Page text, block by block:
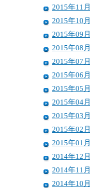
2015年11月
2015年10月
2015年09月
2015年08月
2015年07月
2015年06月
2015年05月
2015年04月
2015年03月
2015年02月
2015年01月
2014年12月
2014年11月
2014年10月